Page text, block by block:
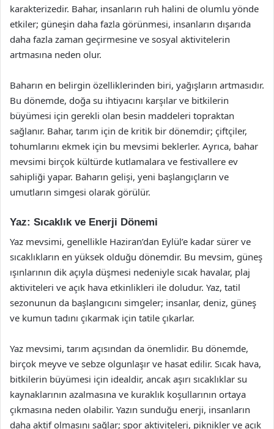
karakterizedir. Bahar, insanların ruh halini de olumlu yönde
etkiler; güneşin daha fazla görünmesi, insanların dışarıda
daha fazla zaman geçirmesine ve sosyal aktivitelerin
artmasına neden olur.
Baharın en belirgin özelliklerinden biri, yağışların artmasıdır.
Bu dönemde, doğa su ihtiyacını karşılar ve bitkilerin
büyümesi için gerekli olan besin maddeleri topraktan
sağlanır. Bahar, tarım için de kritik bir dönemdir; çiftçiler,
tohumlarını ekmek için bu mevsimi beklerler. Ayrıca, bahar
mevsimi birçok kültürde kutlamalara ve festivallere ev
sahipliği yapar. Baharın gelişi, yeni başlangıçların ve
umutların simgesi olarak görülür.
Yaz: Sıcaklık ve Enerji Dönemi
Yaz mevsimi, genellikle Haziran’dan Eylül’e kadar sürer ve
sıcaklıkların en yüksek olduğu dönemdir. Bu mevsim, güneş
ışınlarının dik açıyla düşmesi nedeniyle sıcak havalar, plaj
aktiviteleri ve açık hava etkinlikleri ile doludur. Yaz, tatil
sezonunun da başlangıcını simgeler; insanlar, deniz, güneş
ve kumun tadını çıkarmak için tatile çıkarlar.
Yaz mevsimi, tarım açısından da önemlidir. Bu dönemde,
birçok meyve ve sebze olgunlaşır ve hasat edilir. Sıcak hava,
bitkilerin büyümesi için idealdir, ancak aşırı sıcaklıklar su
kaynaklarının azalmasına ve kuraklık koşullarının ortaya
çıkmasına neden olabilir. Yazın sunduğu enerji, insanların
daha aktif olmasını sağlar; spor aktiviteleri, piknikler ve açık